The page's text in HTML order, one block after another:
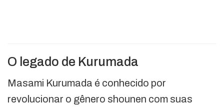
O legado de Kurumada
Masami Kurumada é conhecido por
revolucionar o gênero shounen com suas